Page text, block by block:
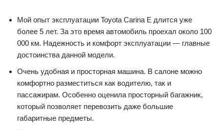
Мой опыт эксплуатации Toyota Carina E длится уже
более 5 лет. За это время автомобиль проехал около 100
000 км. Надежность и комфорт эксплуатации — главные
достоинства данной модели.
Очень удобная и просторная машина. В салоне можно
комфортно разместиться как водителю, так и
пассажирам. Особенно оценила просторный багажник,
который позволяет перевозить даже большие
габаритные предметы.